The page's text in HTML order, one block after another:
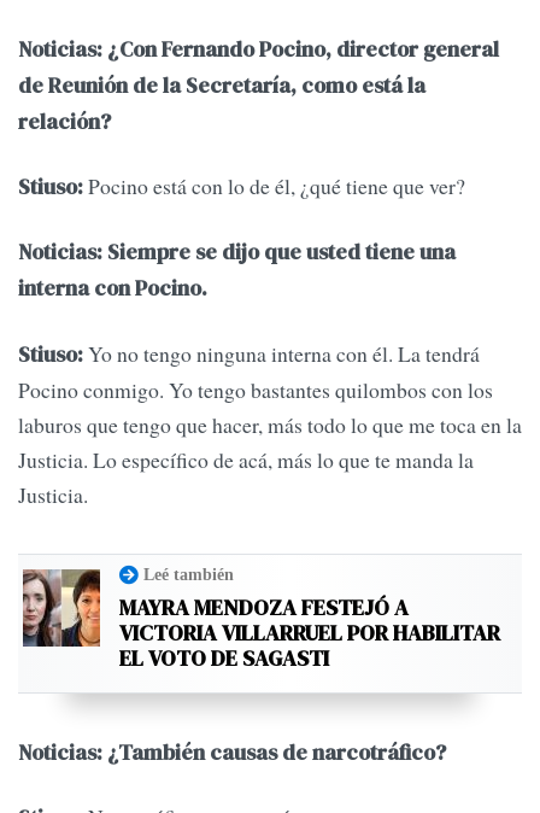
Noticias: ¿Con Fernando Pocino, director general
de Reunión de la Secretaría, como está la
relación?
Stiuso:Pocino está con lo de él, ¿qué tiene que ver?
Noticias: Siempre se dijo que usted tiene una
interna con Pocino.
Stiuso:Yo no tengo ninguna interna con él. La tendrá
Pocino conmigo. Yo tengo bastantes quilombos con los
laburos que tengo que hacer, más todo lo que me toca en la
Justicia. Lo específico de acá, más lo que te manda la
Justicia.
Leé también
MAYRA MENDOZA FESTEJÓ A
VICTORIA VILLARRUEL POR HABILITAR
EL VOTO DE SAGASTI
Noticias: ¿También causas de narcotráfico?